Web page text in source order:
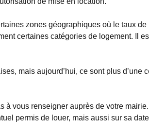
zones géographiques où le taux de
certaines catégories de logement. Il
mais aujourd’hui, ce sont plus d’une
à vous renseigner auprès de votre
permis de louer, mais aussi sur sa date